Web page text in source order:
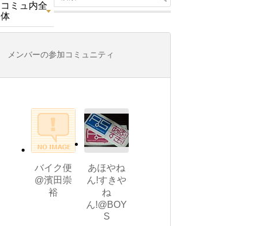
コミュ内全
体
メンバーの参加コミュニティ
バイク便
@濱田崇
裕
あほやね
ん!すきや
ね
ん!@BOY
S